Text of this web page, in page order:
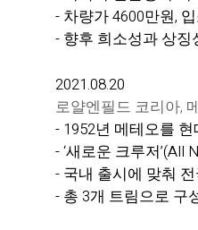
- 차량가 4600만원,
- 향후 희소성과 상
2021.08.20
로얄엔필드 코리아,
- 1952년 메테오를
- ‘새로운 크루저
- 국내 출시에 맞춰
- 총 3개 트림으로 구